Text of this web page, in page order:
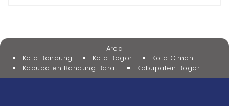
Area
Kota Bandung
Kota Bogor
Kota Cimahi
Kabupaten Bandung Barat
Kabupaten Bogor